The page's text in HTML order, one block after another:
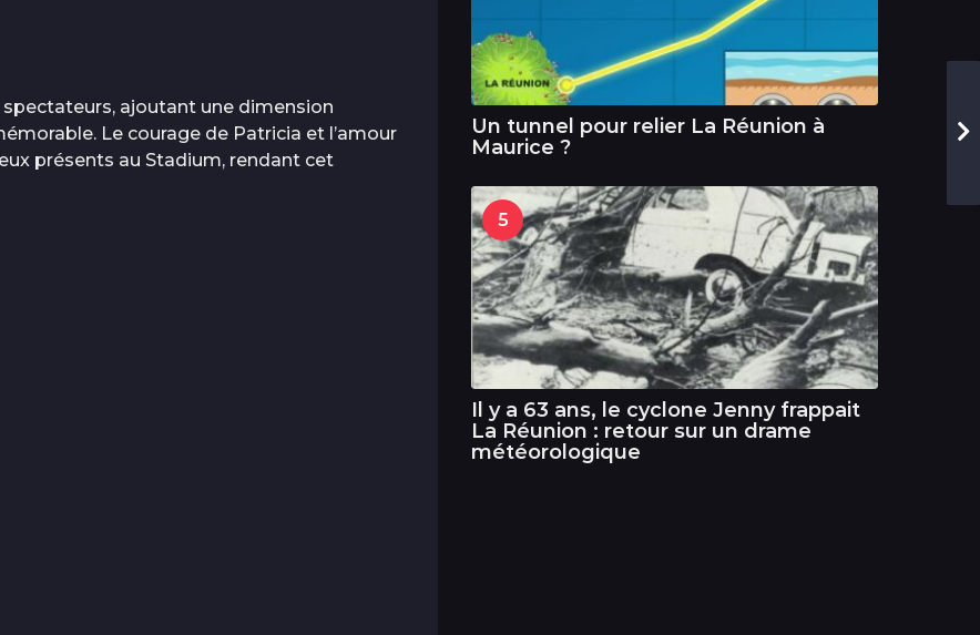
ajoutant une dimension
Le courage de Patricia et l’amour
présents au Stadium, rendant cet
Un tunnel pour relier La Réunion à
Maurice ?
5
Il y a 63 ans, le cyclone Jenny frappait
La Réunion : retour sur un drame
météorologique